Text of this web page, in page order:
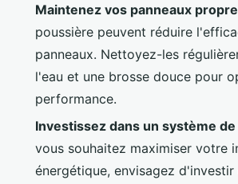
Maintenez vos panneaux
poussière peuvent réduire
panneaux. Nettoyez-les
l'eau et une brosse douce pour
performance.
Investissez dans un système
vous souhaitez maximiser votre
énergétique, envisagez d'investir